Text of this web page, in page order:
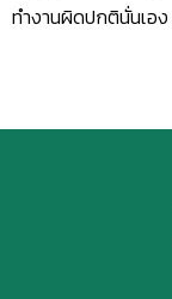
ทำงานผิดปกตินั่นเอง